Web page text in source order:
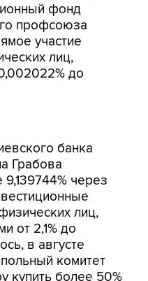
фонд
профсоюза
участие
лиц,
до
через
лиц,
от 2,1% до
в августе
комитет
более 50%
банка.